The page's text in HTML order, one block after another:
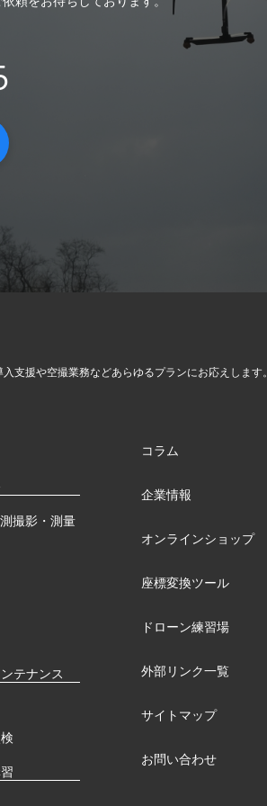
入支援や空撮業務などあらゆるプランにお応えします。
撮影・測量
テナンス
コラム
企業情報
オンラインショップ
座標変換ツール
ドローン練習場
外部リンク一覧
サイトマップ
お問い合わせ